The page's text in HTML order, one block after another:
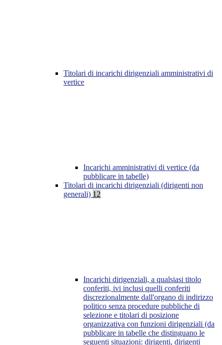
Titolari di incarichi dirigenziali amministrativi di
vertice
Incarichi amministrativi di vertice (da
pubblicare in tabelle)
Titolari di incarichi dirigenziali (dirigenti non
generali) 12
Incarichi dirigenziali, a qualsiasi titolo
conferiti, ivi inclusi quelli conferiti
discrezionalmente dall'organo di indirizzo
politico senza procedure pubbliche di
selezione e titolari di posizione
organizzativa con funzioni dirigenziali (da
pubblicare in tabelle che distinguano le
seguenti situazioni: dirigenti, dirigenti